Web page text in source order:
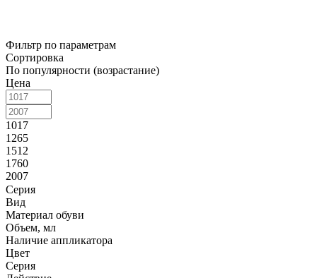
Фильтр по параметрам
Сортировка
По популярности (возрастание)
Цена
1017
1265
1512
1760
2007
Серия
Вид
Материал обуви
Объем, мл
Наличие аппликатора
Цвет
Серия